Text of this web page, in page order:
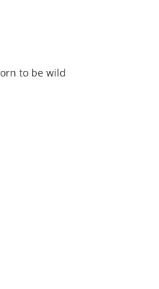
to be wild